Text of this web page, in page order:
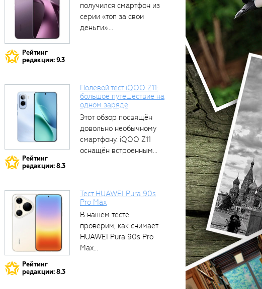
Вам
также
понравится
Рейтинг
редакции: 9.3
получился смартфон из
серии «топ за свои
деньги»....
Рейтинг
редакции: 8.3
Полевой тест iQOO Z11:
большое путешествие на
одном заряде
Этот обзор посвящён
довольно необычному
смартфону. iQOO Z11
оснащён встроенным
Рейтинг
редакции: 8.3
Тест HUAWEI Pura 90s
Pro Max
В нашем тесте
проверим, как снимает
HUAWEI Pura 90s Pro
Max...